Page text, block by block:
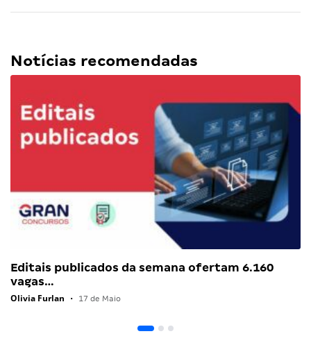
Notícias recomendadas
Editais publicados da semana ofertam 6.160
vagas…
Olivia Furlan • 17 de Maio